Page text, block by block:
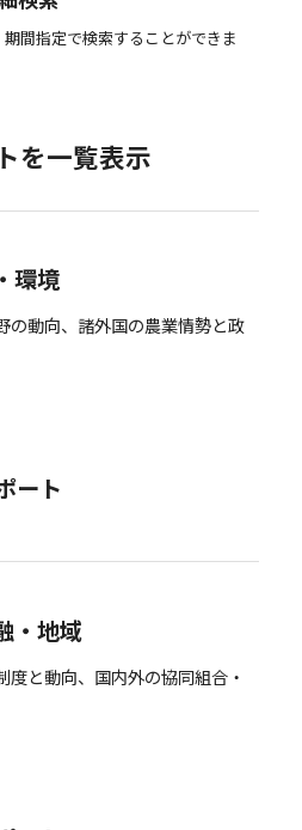
間指定で検索することができま
を一覧表示
環境
の動向、諸外国の農業情勢と政
ート
・地域
と動向、国内外の協同組合・